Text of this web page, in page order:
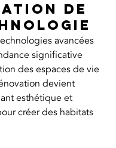
de
avancées
significative
des espaces de vie
devient
esthétique et
créer des habitats